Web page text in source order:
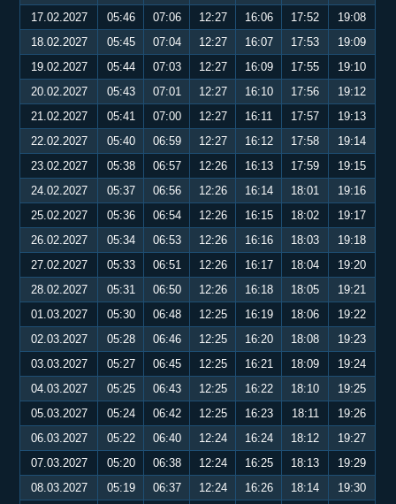
17.02.2027
05:46 07:06 12:27 16:06 17:52
19:08
18.02.2027
05:45 07:04 12:27 16:07 17:53
19:09
19.02.2027
05:44 07:03 12:27 16:09 17:55
19:10
20.02.2027
05:43 07:01 12:27 16:10 17:56
19:12
21.02.2027
05:41 07:00 12:27 16:11 17:57
19:13
22.02.2027
05:40 06:59 12:27 16:12 17:58
19:14
23.02.2027
05:38 06:57 12:26 16:13 17:59
19:15
24.02.2027
05:37 06:56 12:26 16:14 18:01
19:16
25.02.2027
05:36 06:54 12:26 16:15 18:02
19:17
26.02.2027
05:34 06:53 12:26 16:16 18:03
19:18
27.02.2027
05:33 06:51 12:26 16:17 18:04
19:20
28.02.2027
05:31 06:50 12:26 16:18 18:05
19:21
01.03.2027
05:30 06:48 12:25 16:19 18:06
19:22
02.03.2027
05:28 06:46 12:25 16:20 18:08
19:23
03.03.2027
05:27 06:45 12:25 16:21 18:09
19:24
04.03.2027
05:25 06:43 12:25 16:22 18:10
19:25
05.03.2027
05:24 06:42 12:25 16:23 18:11
19:26
06.03.2027
05:22 06:40 12:24 16:24 18:12
19:27
07.03.2027
05:20 06:38 12:24 16:25 18:13
19:29
08.03.2027
05:19 06:37 12:24 16:26 18:14
19:30